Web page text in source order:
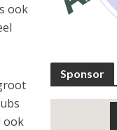
ook
ook
Sponsor